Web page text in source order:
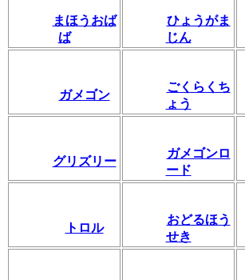
まほうおば
ば
ひょうがま
じん
ガメゴン
ごくらくち
ょう
グリズリー
ガメゴンロ
ード
トロル
おどるほう
せき